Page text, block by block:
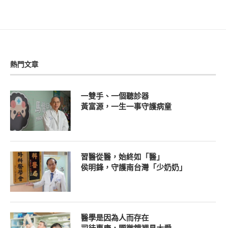
熱門文章
一雙手、一個聽診器
黃富源，一生一事守護病童
習醫從醫，始終如「醫」
侯明鋒，守護南台灣「少奶奶」
醫學是因為人而存在